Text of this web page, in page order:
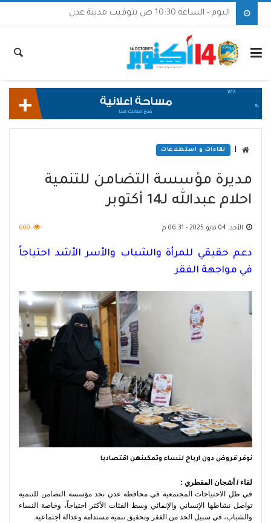
اليوم - الساعة 10:30 ص بتوقيت مدينة عدن
لقاءات و استطلاعات
مديرة مؤسسة التضامن للتنمية
احلام عبدالله لـ14 أكتوبر
الأحد, 04 مايو 2025 - 06:31 م 600
دعم حقيقي للمرأة والشباب والأسر الأشد احتياجاً
في مواجهة الفقر
نوفر قروض دون ارباح لنساء وتمكينهن اقتصاديا
لقاء / أشجان المقطري :
في ظل الاحتياجات المجتمعية في محافظة عدن نجد مؤسسة التضامن للتنمية
تواصل نشاطها الإنساني والإنمائي وسط الفئات الأكثر احتياجاً، وخاصة النساء
والشباب، في سبيل الحد من الفقر وتحقيق تنمية مستدامة وعدالة اجتماعية.